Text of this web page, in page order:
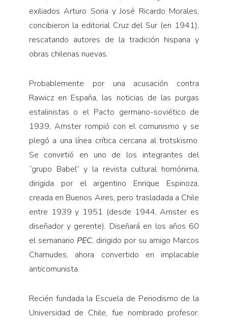
exiliados Arturo Soria y José Ricardo Morales,
concibieron la editorial Cruz del Sur (en 1941),
rescatando autores de la tradición hispana y
obras chilenas nuevas.
Probablemente por una acusación contra
Rawicz en España, las noticias de las purgas
estalinistas o el Pacto germano-soviético de
1939, Amster rompió con el comunismo y se
plegó a una línea crítica cercana al trotskismo.
Se convirtió en uno de los integrantes del
“grupo Babel” y la revista cultural homónima,
dirigida por el argentino Enrique Espinoza,
creada en Buenos Aires, pero trasladada a Chile
entre 1939 y 1951 (desde 1944, Amster es
diseñador y gerente). Diseñará en los años 60
el semanario PEC, dirigido por su amigo Marcos
Chamudes, ahora convertido en implacable
anticomunista.
Recién fundada la Escuela de Periodismo de la
Universidad de Chile, fue nombrado profesor.